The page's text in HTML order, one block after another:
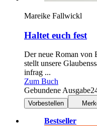
Mareike Fallwickl
Haltet euch fest
Der neue Roman von
stellt unsere
infrag ...
Zum Buch
Gebundene Ausgabe
Vorbestellen
Bestseller